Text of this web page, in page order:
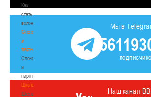
Как
стать
волонтером
Спонсоры
и
партнеры
Спонсоры
и
партнеры
Школы
Школы
Мы в
Наш канал